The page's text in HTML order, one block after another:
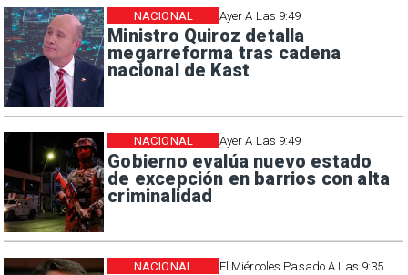
Ayer A Las 9:49
Ministro Quiroz detalla
megarreforma tras cadena
nacional de Kast
NACIONAL
Ayer A Las 9:49
Gobierno evalúa nuevo estado
de excepción en barrios con alta
criminalidad
NACIONAL
El Miércoles Pasado A Las 9:35
NACIONAL